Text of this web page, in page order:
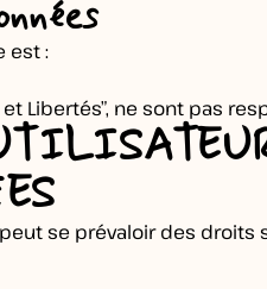
est :
ne sont pas
se prévaloir des